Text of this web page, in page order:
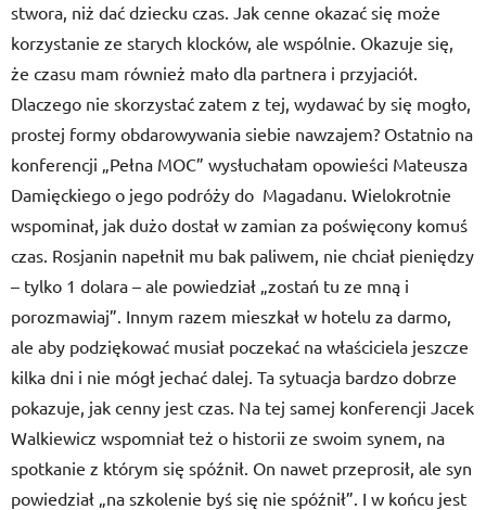
stwora, niż dać dziecku czas. Jak cenne okazać się może
korzystanie ze starych klocków, ale wspólnie. Okazuje się,
że czasu mam również mało dla partnera i przyjaciół.
Dlaczego nie skorzystać zatem z tej, wydawać by się mogło,
prostej formy obdarowywania siebie nawzajem? Ostatnio na
konferencji „Pełna MOC” wysłuchałam opowieści Mateusza
Damięckiego o jego podróży do Magadanu. Wielokrotnie
wspominał, jak dużo dostał w zamian za poświęcony komuś
czas. Rosjanin napełnił mu bak paliwem, nie chciał pieniędzy
– tylko 1 dolara – ale powiedział „zostań tu ze mną i
porozmawiaj”. Innym razem mieszkał w hotelu za darmo,
ale aby podziękować musiał poczekać na właściciela jeszcze
kilka dni i nie mógł jechać dalej. Ta sytuacja bardzo dobrze
pokazuje, jak cenny jest czas. Na tej samej konferencji Jacek
Walkiewicz wspomniał też o historii ze swoim synem, na
spotkanie z którym się spóźnił. On nawet przeprosił, ale syn
powiedział „na szkolenie byś się nie spóźnił”. I w końcu jest